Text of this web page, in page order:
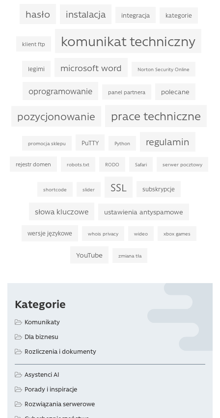
hasło instalacja integracja kategorie
klient ftp komunikat techniczny
legimi microsoft word Norton Security Online
oprogramowanie panel partnera polecane
pozycjonowanie prace techniczne
promocja sklepu PuTTY Python regulamin
rejestr domen robots.txt RODO Safari serwer pocztowy
shortcode slider SSL subskrypcje
słowa kluczowe ustawienia antyspamowe
wersje językowe whois privacy wideo xbox games
YouTube zmiana tła
Kategorie
Komunikaty
Dla biznesu
Rozliczenia i dokumenty
Asystenci AI
Porady i inspiracje
Rozwiązania serwerowe